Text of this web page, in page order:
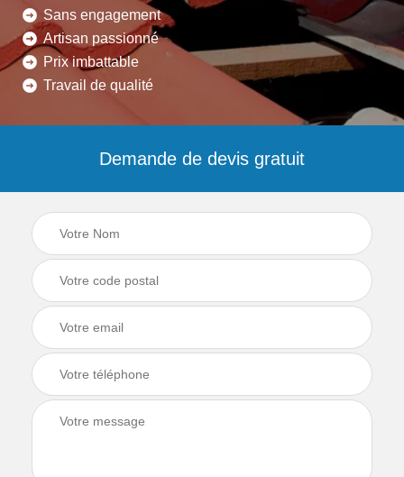
Sans engagement
Artisan passionné
Prix imbattable
Travail de qualité
Demande de devis gratuit